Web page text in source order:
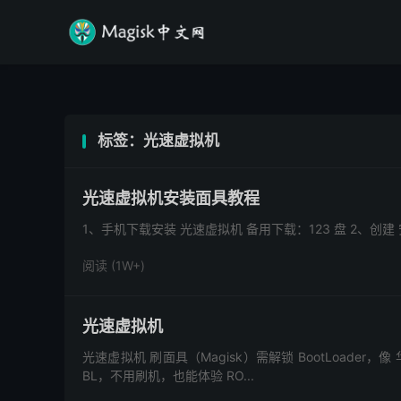
标签：光速虚拟机
光速虚拟机安装面具教程
1、手机下载安装 光速虚拟机 备用下载：123 盘 2、创
阅读 (1W+)
光速虚拟机
光速虚拟机 刷面具（Magisk）需解锁 BootLoader，像
BL，不用刷机，也能体验 RO...